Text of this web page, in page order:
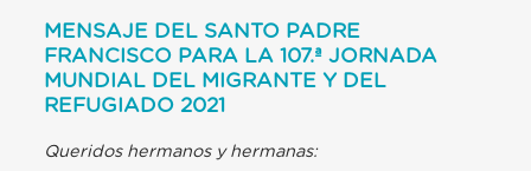
MENSAJE DEL SANTO PADRE
FRANCISCO PARA LA 107.ª JORNADA
MUNDIAL DEL MIGRANTE Y DEL
REFUGIADO 2021
Queridos hermanos y hermanas: